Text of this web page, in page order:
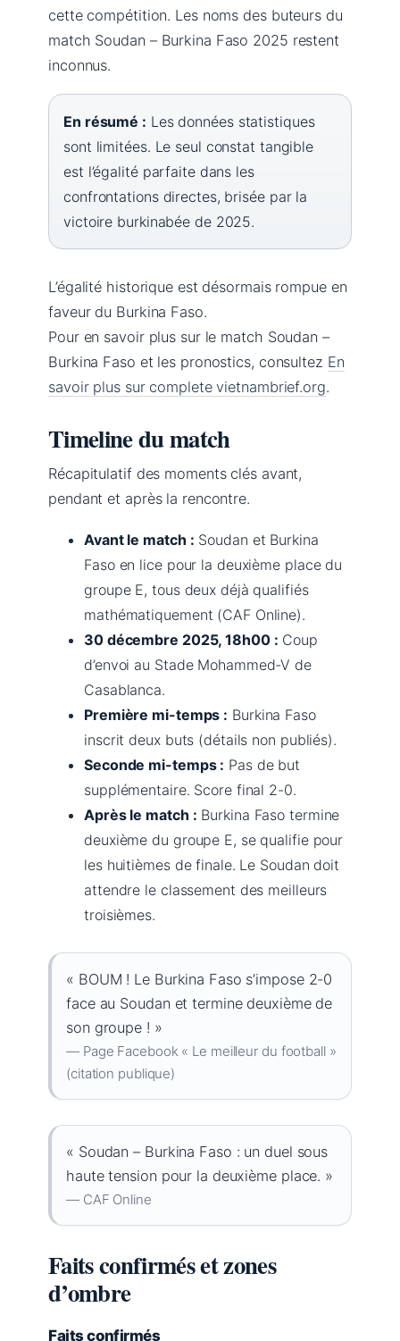
cette compétition. Les noms des buteurs du
match Soudan – Burkina Faso 2025 restent
inconnus.
En résumé : Les données statistiques
sont limitées. Le seul constat tangible
est l’égalité parfaite dans les
confrontations directes, brisée par la
victoire burkinabée de 2025.
L’égalité historique est désormais rompue en
faveur du Burkina Faso.
Pour en savoir plus sur le match Soudan –
Burkina Faso et les pronostics, consultez En
savoir plus sur complete vietnambrief.org.
Timeline du match
Récapitulatif des moments clés avant,
pendant et après la rencontre.
Avant le match : Soudan et Burkina
Faso en lice pour la deuxième place du
groupe E, tous deux déjà qualifiés
mathématiquement (CAF Online).
30 décembre 2025, 18h00 : Coup
d’envoi au Stade Mohammed-V de
Casablanca.
Première mi-temps : Burkina Faso
inscrit deux buts (détails non publiés).
Seconde mi-temps : Pas de but
supplémentaire. Score final 2-0.
Après le match : Burkina Faso termine
deuxième du groupe E, se qualifie pour
les huitièmes de finale. Le Soudan doit
attendre le classement des meilleurs
troisièmes.
« BOUM ! Le Burkina Faso s’impose 2-0
face au Soudan et termine deuxième de
son groupe ! »
— Page Facebook « Le meilleur du football »
(citation publique)
« Soudan – Burkina Faso : un duel sous
haute tension pour la deuxième place. »
— CAF Online
Faits confirmés et zones
d’ombre
Faits confirmés